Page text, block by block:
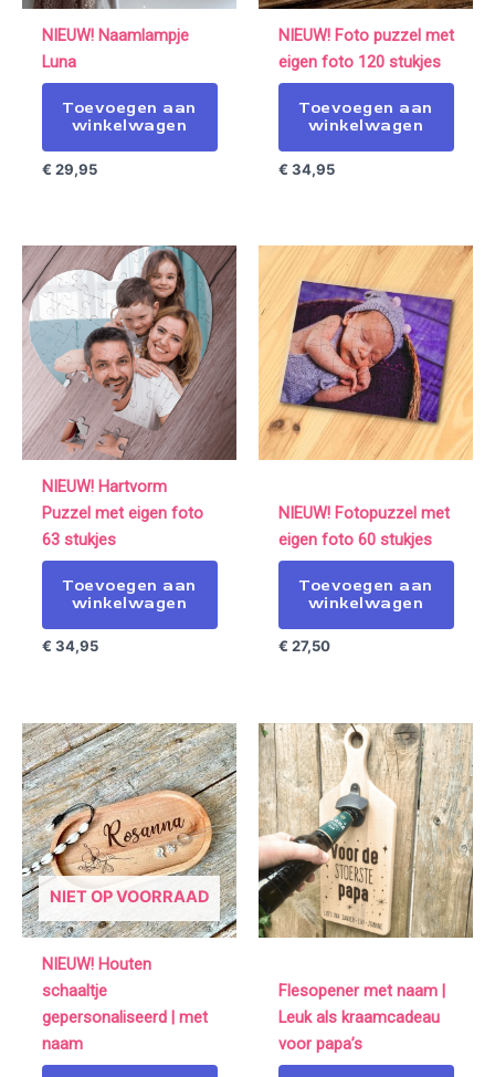
NIEUW! Naamlampje
Luna
Toevoegen aan
winkelwagen
€ 29,95
NIEUW! Foto puzzel met
eigen foto 120 stukjes
Toevoegen aan
winkelwagen
€ 34,95
NIEUW! Hartvorm
Puzzel met eigen foto
63 stukjes
Toevoegen aan
winkelwagen
€ 34,95
NIEUW! Fotopuzzel met
eigen foto 60 stukjes
Toevoegen aan
winkelwagen
€ 27,50
NIET OP VOORRAAD
NIEUW! Houten
schaaltje
gepersonaliseerd | met
naam
Flesopener met naam |
Leuk als kraamcadeau
voor papa’s